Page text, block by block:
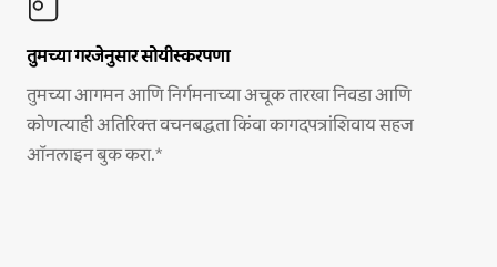
तुमच्या गरजेनुसार सोयीस्करपणा
तुमच्या आगमन आणि निर्गमनाच्या अचूक तारखा निवडा आणि
कोणत्याही अतिरिक्त वचनबद्धता किंवा कागदपत्रांशिवाय सहज
ऑनलाइन बुक करा.*